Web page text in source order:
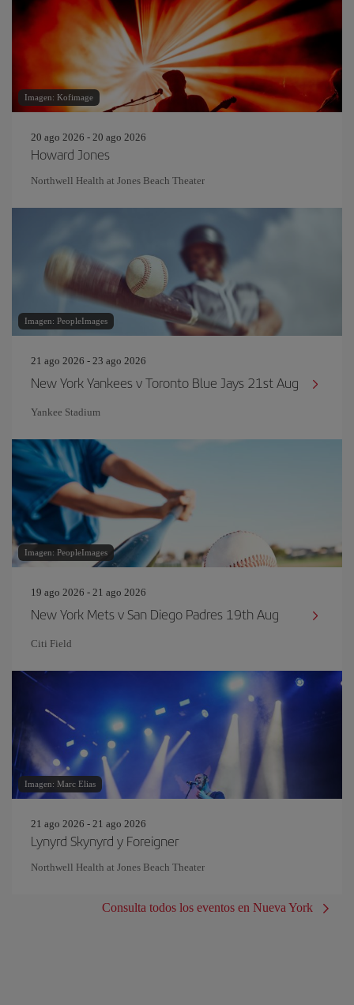
Imagen: Kofimage
20 ago 2026 - 20 ago 2026
Howard Jones
Northwell Health at Jones Beach Theater
Imagen: PeopleImages
21 ago 2026 - 23 ago 2026
New York Yankees v Toronto Blue Jays 21st Aug
Yankee Stadium
Imagen: PeopleImages
19 ago 2026 - 21 ago 2026
New York Mets v San Diego Padres 19th Aug
Citi Field
Imagen: Marc Elias
21 ago 2026 - 21 ago 2026
Lynyrd Skynyrd y Foreigner
Northwell Health at Jones Beach Theater
Consulta todos los eventos en Nueva York